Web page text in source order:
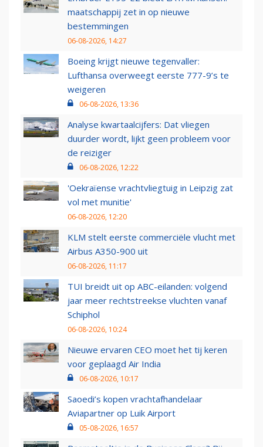
maatschappij zet in op nieuwe
bestemmingen
06-08-2026, 14:27
Boeing krijgt nieuwe tegenvaller:
Lufthansa overweegt eerste 777-9’s te
weigeren
06-08-2026, 13:36
Analyse kwartaalcijfers: Dat vliegen
duurder wordt, lijkt geen probleem voor
de reiziger
06-08-2026, 12:22
'Oekraïense vrachtvliegtuig in Leipzig zat
vol met munitie'
06-08-2026, 12:20
KLM stelt eerste commerciële vlucht met
Airbus A350-900 uit
06-08-2026, 11:17
TUI breidt uit op ABC-eilanden: volgend
jaar meer rechtstreekse vluchten vanaf
Schiphol
06-08-2026, 10:24
Nieuwe ervaren CEO moet het tij keren
voor geplaagd Air India
06-08-2026, 10:17
Saoedi’s kopen vrachtafhandelaar
Aviapartner op Luik Airport
05-08-2026, 16:57